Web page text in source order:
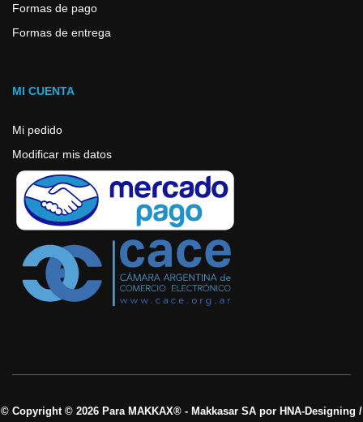
Formas de pago
Formas de entrega
MI CUENTA
Mi pedido
Modificar mis datos
© Copyright © 2026 Para MAKKAX® - Makkasar SA por HNA-Designing /